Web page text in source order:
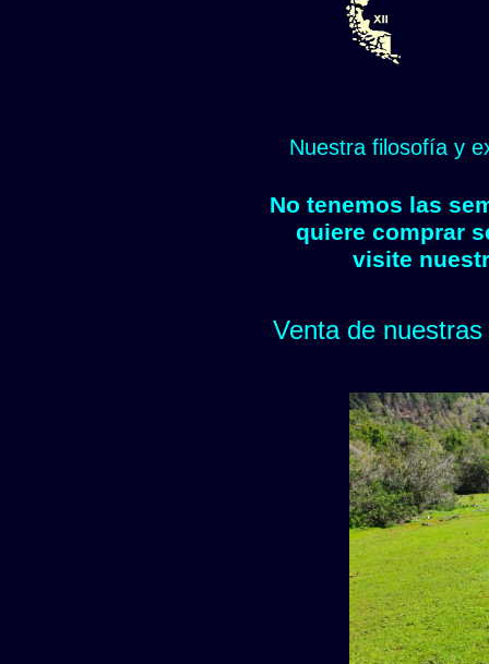
Nuestra filosofía y
No tenemos las
quiere comprar
visite
Venta de